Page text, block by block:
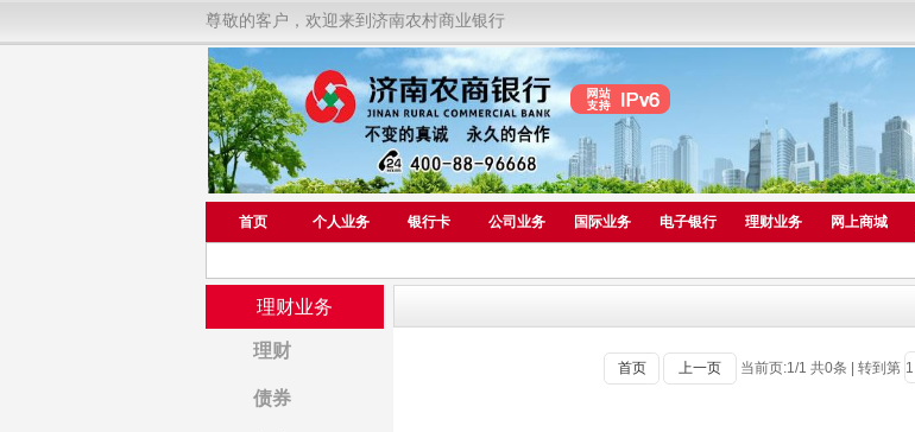
尊敬的客户，欢迎来到济南农村商业银行
首页 个人业务 银行卡 公司业务 国际业务 电子银行 理财业务 网上商城
理财业务
理财
债券
首页 上一页 当前页:1 /1 共0条 | 转到第